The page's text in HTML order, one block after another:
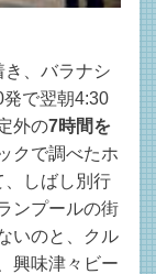
、バラナシ
で翌朝4:30
外の7時間を
クで調べたホ
、しばし別行
ンプールの街
いのと、クル
興味津々ビー